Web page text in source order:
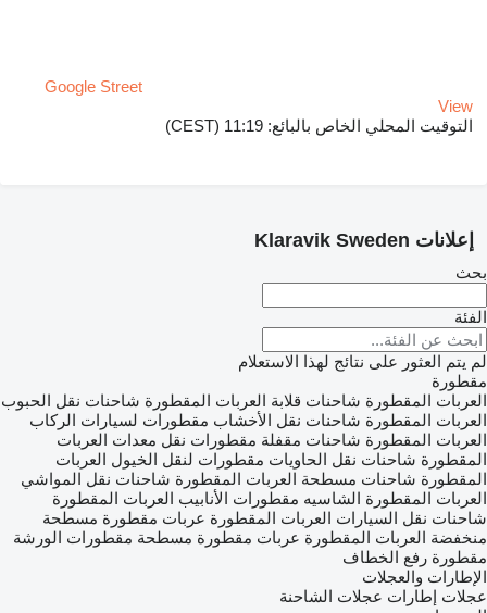
Google Street
View
التوقيت المحلي الخاص بالبائع: 11:19 (CEST)
إعلانات Klaravik Sweden
بحث
الفئة
لم يتم العثور على نتائج لهذا الاستعلام
مقطورة
العربات المقطورة شاحنات قلابة العربات المقطورة شاحنات نقل الحبوب
العربات المقطورة شاحنات نقل الأخشاب مقطورات لسيارات الركاب
العربات المقطورة شاحنات مقفلة مقطورات نقل معدات العربات
المقطورة شاحنات نقل الحاويات مقطورات لنقل الخيول العربات
المقطورة شاحنات مسطحة العربات المقطورة شاحنات نقل المواشي
العربات المقطورة الشاسيه مقطورات الأنابيب العربات المقطورة
شاحنات نقل السيارات العربات المقطورة عربات مقطورة مسطحة
منخفضة العربات المقطورة عربات مقطورة مسطحة مقطورات الورشة
مقطورة رفع الخطاف
الإطارات والعجلات
عجلات إطارات عجلات الشاحنة